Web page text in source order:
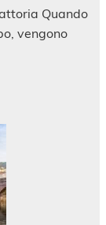
Quando
vengono